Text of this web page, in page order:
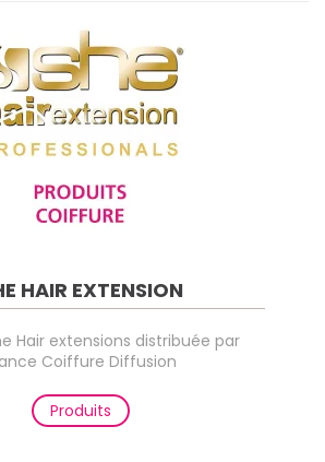
HAIR EXTENSION
Hair extensions distribuée par
Coiffure Diffusion
Produits